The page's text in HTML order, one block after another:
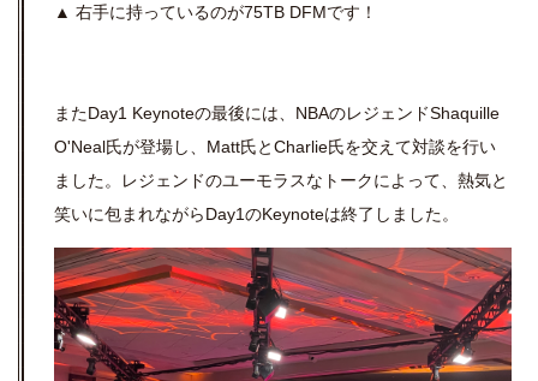
▲ 右手に持っているのが75TB DFMです！
またDay1 Keynoteの最後には、NBAのレジェンドShaquille
O'Neal氏が登場し、Matt氏とCharlie氏を交えて対談を行い
ました。レジェンドのユーモラスなトークによって、熱気と
笑いに包まれながらDay1のKeynoteは終了しました。